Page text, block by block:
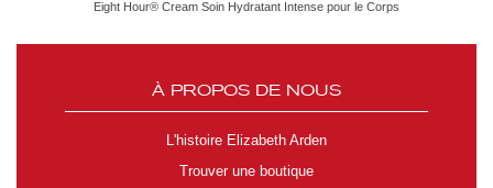
Eight Hour® Cream Soin Hydratant Intense pour le Corps
À PROPOS DE NOUS
L'histoire Elizabeth Arden
Trouver une boutique